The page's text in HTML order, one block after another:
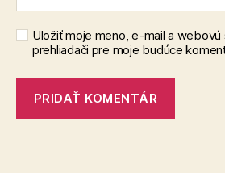
Uložiť moje meno, e-mail a
prehliadači pre moje budúce